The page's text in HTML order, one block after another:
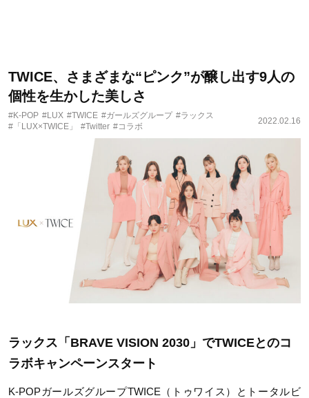
TWICE、さまざまな“ピンク”が醸し出す9人の
個性を生かした美しさ
#K-POP #LUX #TWICE #ガールズグループ #ラックス
#「LUX×TWICE」
#Twitter #コラボ
2022.02.16
ラックス「BRAVE VISION 2030」でTWICEとのコ
ラボキャンペーンスタート
K-POPガールズグループTWICE（トゥワイス）とトータルビ